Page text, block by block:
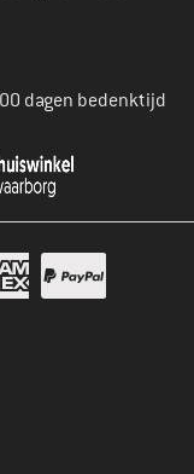
dagen bedenktijd